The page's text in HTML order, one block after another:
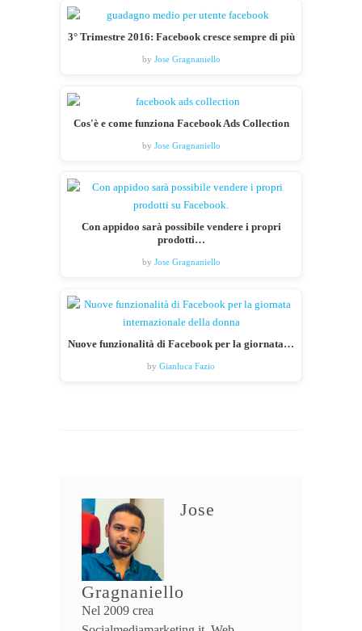
3° Trimestre 2016: Facebook cresce sempre di più
by Jose Gragnaniello
Cos'è e come funziona Facebook Ads Collection
by Jose Gragnaniello
Con appidoo sarà possibile vendere i propri
prodotti…
by Jose Gragnaniello
Nuove funzionalità di Facebook per la giornata…
by Gianluca Fazio
Jose
Gragnaniello
Nel 2009 crea